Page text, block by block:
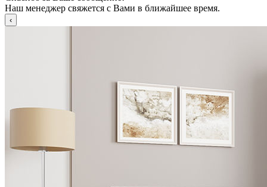
Наш менеджер свяжется с Вами в ближайшее время.